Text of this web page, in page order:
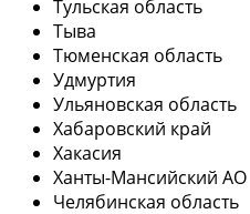
Тульская область
Тыва
Тюменская область
Удмуртия
Ульяновская область
Хабаровский край
Хакасия
Ханты-Мансийский АО
Челябинская область